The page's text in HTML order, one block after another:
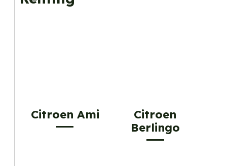
Citroen Ami
Citroen
Berlingo